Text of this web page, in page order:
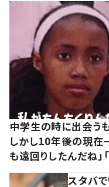
中学生の時に出会う
しかし10年後の現
も遠回りしたんだね」
スタバ